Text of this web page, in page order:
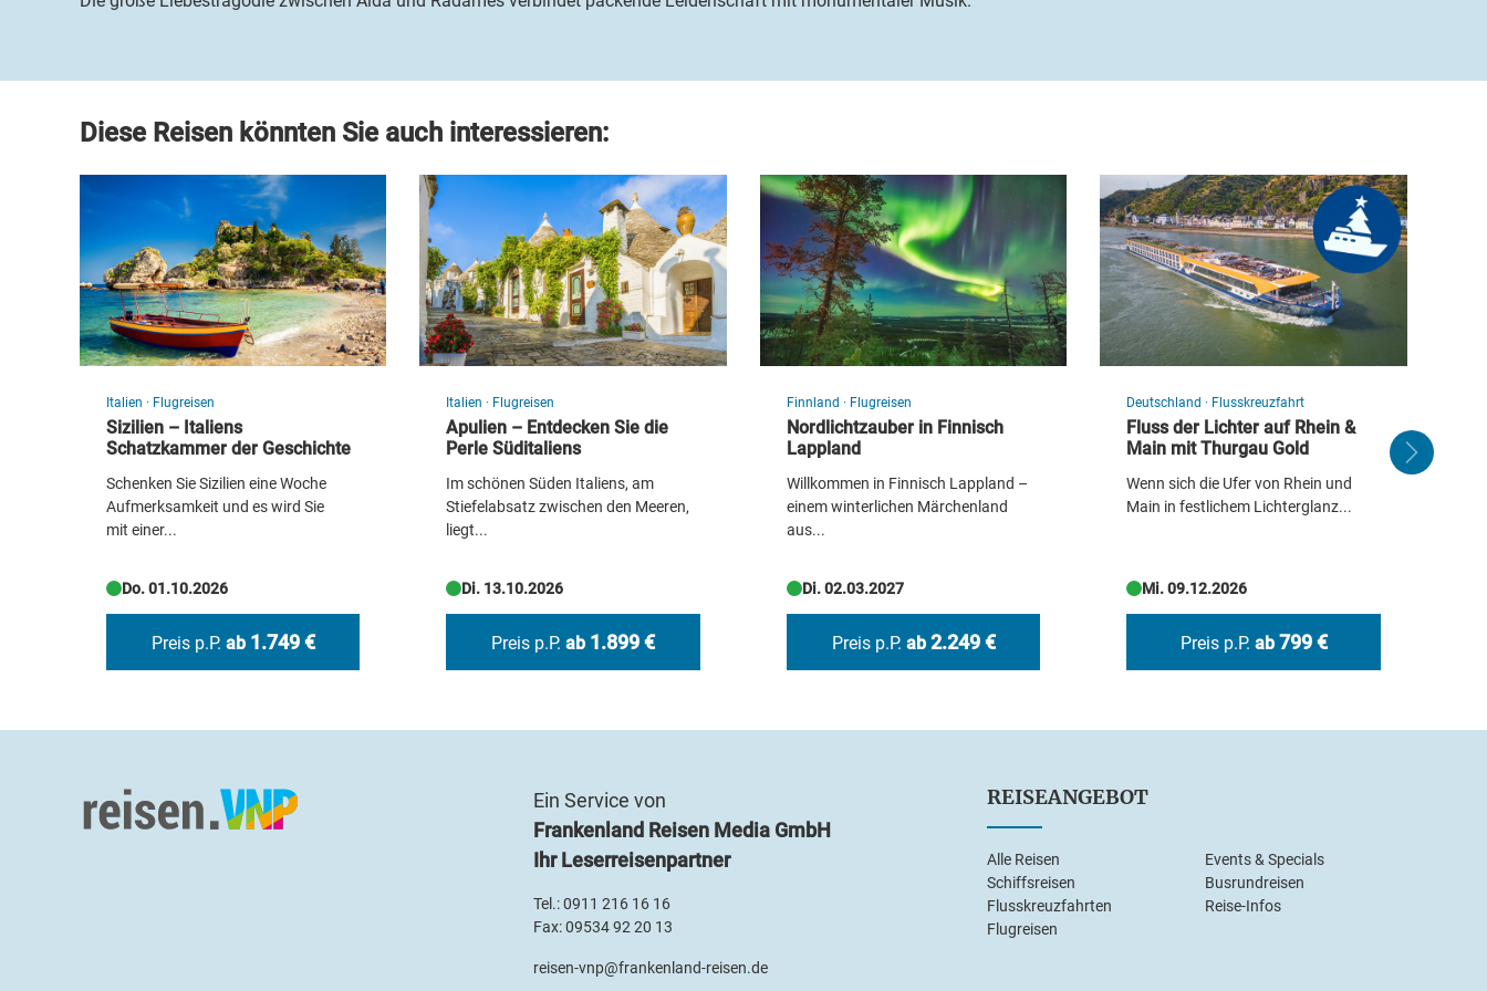
© Emi Cristea - Fotolia
Diese Reisen könnten Sie auch interessieren:
Italien · Flugreisen
Sizilien – Italiens
Schatzkammer der Geschichte
Schenken Sie Sizilien eine Woche
Aufmerksamkeit und es wird Sie
mit einer...
Do. 01.10.2026
Preis p.P. ab 1.749 €
Italien · Flugreisen
Apulien – Entdecken Sie die
Perle Süditaliens
Im schönen Süden Italiens, am
Stiefelabsatz zwischen den Meeren,
liegt...
Di. 13.10.2026
Preis p.P. ab 1.899 €
Finnland · Flugreisen
Nordlichtzauber in Finnisch
Lappland
Willkommen in Finnisch Lappland –
einem winterlichen Märchenland
aus...
Di. 02.03.2027
Preis p.P. ab 2.249 €
Deutschland · Flusskreuzfahrt
Fluss der Lichter auf Rhein &
Main mit Thurgau Gold
Wenn sich die Ufer von Rhein und
Main in festlichem Lichterglanz...
Mi. 09.12.2026
Preis p.P. ab 799 €
Ein Service von
Frankenland Reisen Media GmbH
Ihr Leserreisenpartner
Tel.:0911 216 16 16
Fax: 09534 92 20 13
reisen-vnp@frankenland-reisen.de
REISEANGEBOT
Alle Reisen
Schiffsreisen
Flusskreuzfahrten
Flugreisen
Events & Specials
Busrundreisen
Reise-Infos